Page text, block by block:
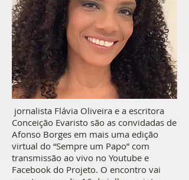
jornalista Flávia Oliveira e a escritora
Conceição Evaristo são as convidadas de
Afonso Borges em mais uma edição
virtual do “Sempre um Papo” com
transmissão ao vivo no Youtube e
Facebook do Projeto. O encontro vai